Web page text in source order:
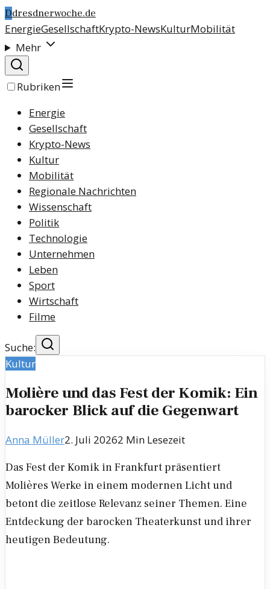
Ddresdnerwoche.de
EnergieGesellschaftKrypto-NewsKulturMobilität
Mehr
Rubriken
Energie
Gesellschaft
Krypto-News
Kultur
Mobilität
Regionale Nachrichten
Wissenschaft
Politik
Technologie
Unternehmen
Leben
Sport
Wirtschaft
Filme
Suche:
Kultur
Molière und das Fest der Komik: Ein
barocker Blick auf die Gegenwart
Anna Müller2. Juli 20262 Min Lesezeit
Das Fest der Komik in Frankfurt präsentiert
Molières Werke in einem modernen Licht und
betont die zeitlose Relevanz seiner Themen. Eine
Entdeckung der barocken Theaterkunst und ihrer
heutigen Bedeutung.